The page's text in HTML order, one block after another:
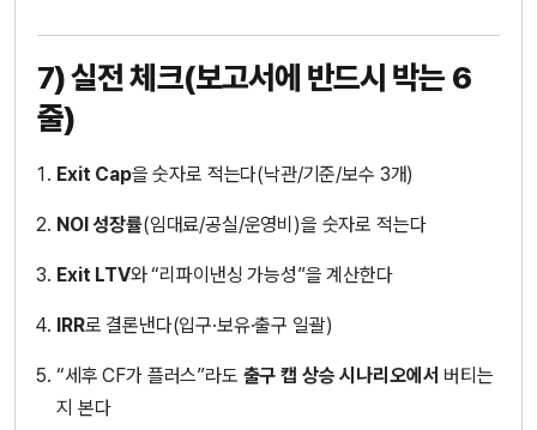
7) 실전 체크(보고서에 반드시 박는 6
줄)
Exit Cap을 숫자로 적는다(낙관/기준/보수 3개)
NOI 성장률(임대료/공실/운영비)을 숫자로 적는다
Exit LTV와 “리파이낸싱 가능성”을 계산한다
IRR로 결론낸다(입구·보유·출구 일괄)
“세후 CF가 플러스”라도 출구 캡 상승 시나리오에서 버티는
지 본다